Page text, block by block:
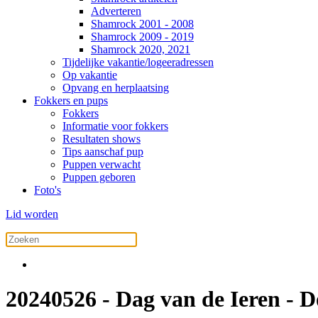
Adverteren
Shamrock 2001 - 2008
Shamrock 2009 - 2019
Shamrock 2020, 2021
Tijdelijke vakantie/logeeradressen
Op vakantie
Opvang en herplaatsing
Fokkers en pups
Fokkers
Informatie voor fokkers
Resultaten shows
Tips aanschaf pup
Puppen verwacht
Puppen geboren
Foto's
Lid worden
20240526 - Dag van de Ieren -